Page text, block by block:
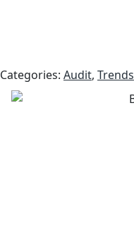
Categories: Audit, Trends